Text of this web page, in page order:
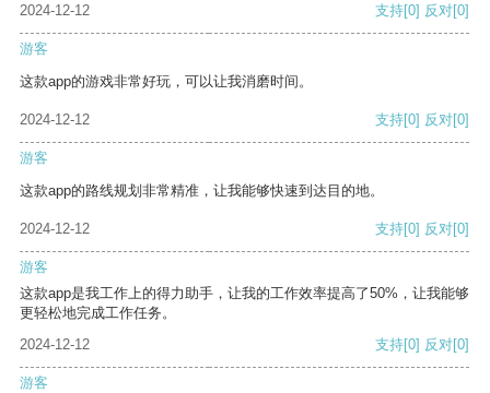
2024-12-12 支持[0] 反对[0]
游客
这款app的游戏非常好玩，可以让我消磨时间。
2024-12-12 支持[0] 反对[0]
游客
这款app的路线规划非常精准，让我能够快速到达目的地。
2024-12-12 支持[0] 反对[0]
游客
这款app是我工作上的得力助手，让我的工作效率提高了50%，让我能够
更轻松地完成工作任务。
2024-12-12
支持[0] 反对[0]
游客